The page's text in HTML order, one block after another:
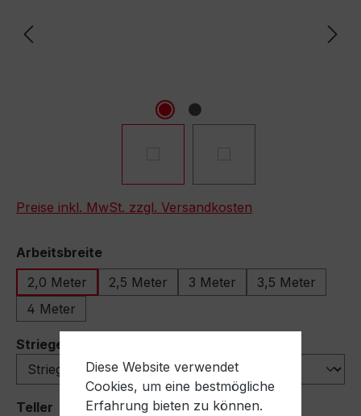
Preise inkl. MwSt. zzgl. Versandkosten
Arbeitsbreiteauswählen
2,0 Meter
2,5 Meter 3 Meter
3,5 Meter
4 Meter
Striegel
Teller auswählen
Diese Website verwendet
Cookies, um eine bestmögliche
Erfahrung bieten zu können.